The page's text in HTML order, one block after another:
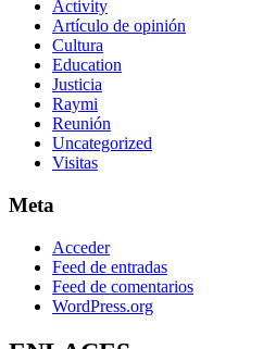
Activity
Artículo de opinión
Cultura
Education
Justicia
Raymi
Reunión
Uncategorized
Visitas
Meta
Acceder
Feed de entradas
Feed de comentarios
WordPress.org